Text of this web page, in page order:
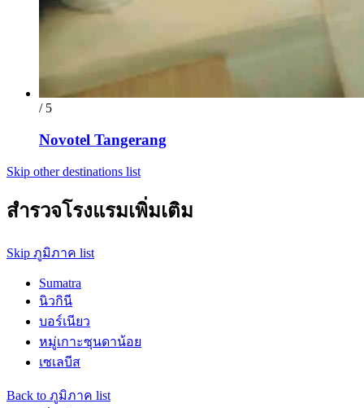
/ 5
Novotel Tangerang
Skip other destinations list
สำรวจโรงแรมเพิ่มเติม
Skip ภูมิภาค list
Sumatra
นิวกินี
บอร์เนียว
หมู่เกาะซุนดาน้อย
เซเลบีส
Back to ภูมิภาค list